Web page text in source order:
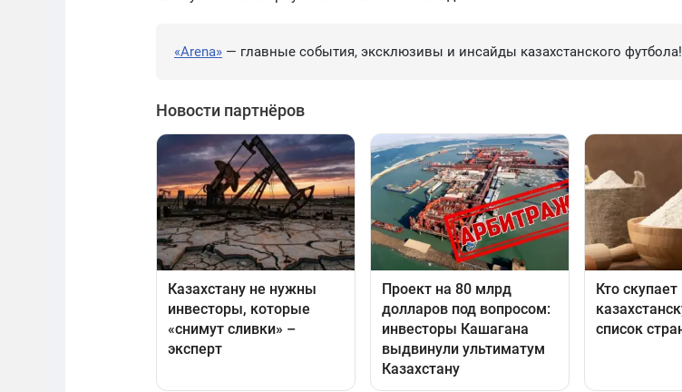
«Arena» — главные события, эксклюзивы и инсайды казахстанского футбола!